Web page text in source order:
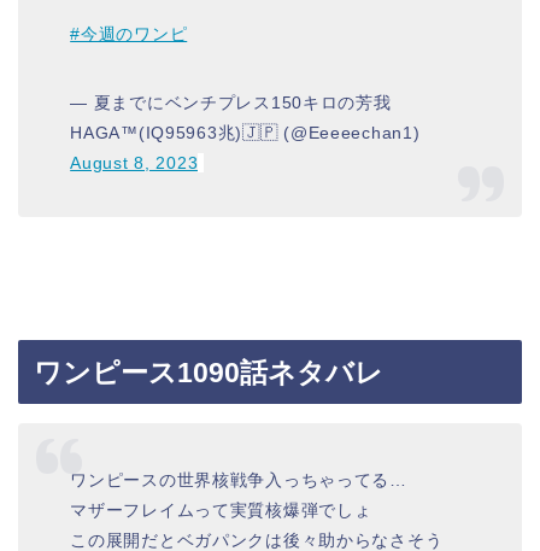
#今週のワンピ
— 夏までにベンチプレス150キロの芳我
HAGA™️(IQ95963兆)🇯🇵 (@Eeeeechan1)
August 8, 2023
ワンピース1090話ネタバレ
ワンピースの世界核戦争入っちゃってる…
マザーフレイムって実質核爆弾でしょ
この展開だとベガパンクは後々助からなさそう